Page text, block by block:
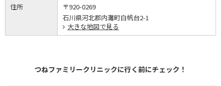
住所
〒920-0269
石川県河北郡内灘町白帆台2-1
大きな地図で見る
つねファミリークリニックに行く前にチェック！